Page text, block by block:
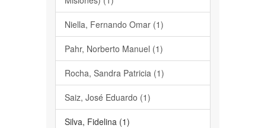
Niella, Fernando Omar (1)
Pahr, Norberto Manuel (1)
Rocha, Sandra Patricia (1)
Saiz, José Eduardo (1)
Silva, Fidelina (1)